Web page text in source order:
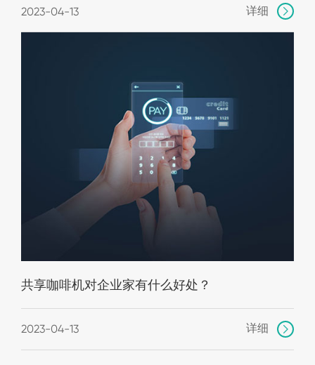
2023-04-13 详细 
共享咖啡机对企业家有什么好处？
2023-04-13 详细 